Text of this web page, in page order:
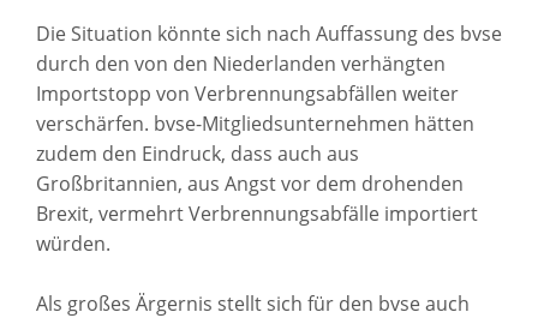
Die Situation könnte sich nach Auffassung des bvse
durch den von den Niederlanden verhängten
Importstopp von Verbrennungsabfällen weiter
verschärfen. bvse-Mitgliedsunternehmen hätten
zudem den Eindruck, dass auch aus
Großbritannien, aus Angst vor dem drohenden
Brexit, vermehrt Verbrennungsabfälle importiert
würden.
Als großes Ärgernis stellt sich für den bvse auch